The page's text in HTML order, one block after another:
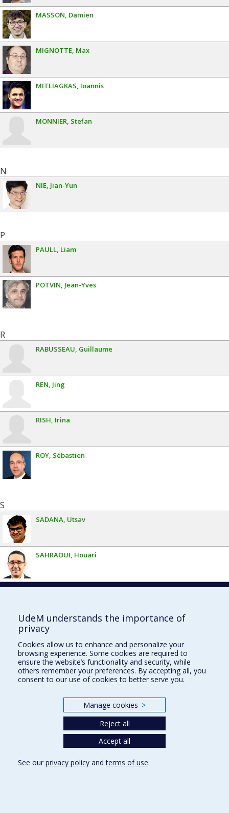
MASSON Damien
MIGNOTTE Max
MITLIAGKAS Ioannis
MONNIER Stefan
N
NIE Jian-Yun
P
PAULL Liam
POTVIN Jean-Yves
R
RABUSSEAU Guillaume
REN Jing
RISH Irina
ROY Sébastien
S
SADANA Utsav
SAHRAOUI Houari
SALVAIL Louis
SOKOLOV
SRIDHAR Dhanya
Eugene
TAPP Alain
UdeM understands the importance of
privacy
Cookies allow us to enhance and personalize your
browsing experience. Some cookies are required to
ensure the website’s functionality and security, while
others remember your preferences. By accepting all, you
consent to our use of cookies to better serve you.
Manage cookies >
Reject all
Accept all
See our privacy policy andterms of use.